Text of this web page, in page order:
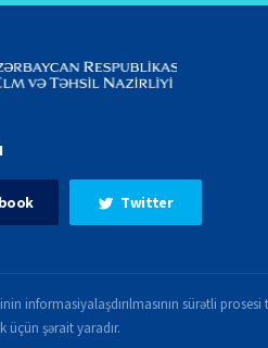
Twitter
informasiyalaşdırılmasının sürətli
üçün şərait yaradır.